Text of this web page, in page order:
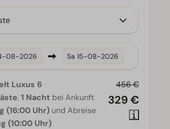
08-2026 Sa 15-08-2026
456 €
329 €
Luxus 6
,1 Nacht bei Ankunft
(16:00 Uhr) und Abreise
(10:00 Uhr)